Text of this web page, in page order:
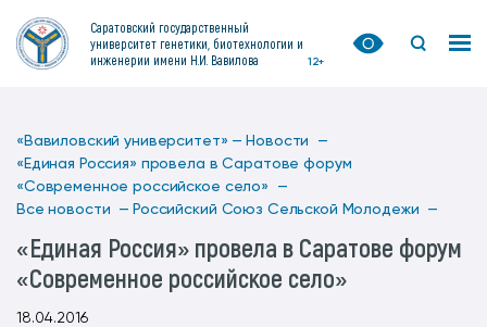
Саратовский государственный
университет генетики, биотехнологии и
инженерии имени Н.И. Вавилова
12+
«Вавиловский университет» — Новости —
«Единая Россия» провела в Саратове форум
«Современное российское село» —
Все новости — Российский Союз Сельской Молодежи —
«Единая Россия» провела в Саратове форум
«Современное российское село»
18.04.2016